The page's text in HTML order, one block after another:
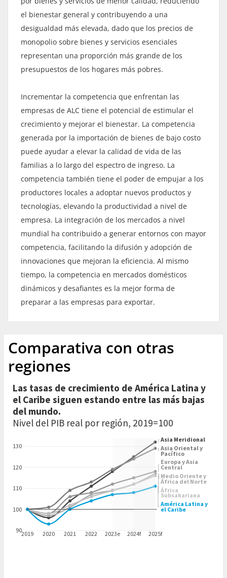
el bienestar general y contribuyendo a una
desigualdad más elevada, dado que los precios de
monopolio sobre bienes y servicios esenciales
representan una proporción más grande de los
presupuestos de los hogares más pobres.
Incrementar la competencia que enfrentan las
empresas de ALC tiene el potencial de estimular el
crecimiento y mejorar el bienestar. La competencia
generada por la importación de bienes de bajo costo
puede ayudar a elevar la calidad de vida de las
familias a lo largo del espectro de ingreso. La
competencia también tiene el poder de empujar a los
productores locales a adoptar nuevos productos y
tecnologías, elevando la productividad a nivel de
empresa. La integración de los mercados a nivel
mundial ha contribuido a generar entornos con mayor
competencia, facilitando la difusión y adopción de
innovaciones que mejoran la eficiencia. Al mismo
tiempo, la competencia en mercados domésticos
dinámicos y desafiantes es la mejor forma de
preparar a las empresas para exportar.
Comparativa con otras
regiones